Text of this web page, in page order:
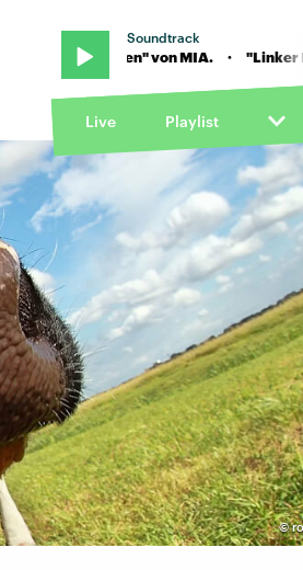
Soundtrack
Haken" von MIA. · "Linker Haken" von
Live Playlist
©